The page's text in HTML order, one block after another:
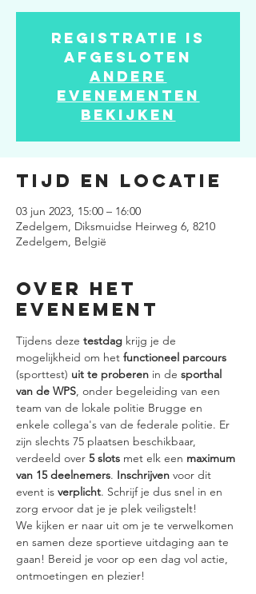
Registratie is
afgesloten
Andere
evenementen
bekijken
Tijd en locatie
03 jun 2023, 15:00 – 16:00
Zedelgem, Diksmuidse Heirweg 6, 8210
Zedelgem, België
Over het
evenement
Tijdens deze testdag krijg je de
mogelijkheid om het functioneel parcours
(sporttest) uit te proberen in de sporthal
van de WPS, onder begeleiding van een
team van de lokale politie Brugge en
enkele collega's van de federale politie. Er
zijn slechts 75 plaatsen beschikbaar,
verdeeld over 5 slots met elk een maximum
van 15 deelnemers. Inschrijven voor dit
event is verplicht. Schrijf je dus snel in en
zorg ervoor dat je je plek veiligstelt!
We kijken er naar uit om je te verwelkomen
en samen deze sportieve uitdaging aan te
gaan! Bereid je voor op een dag vol actie,
ontmoetingen en plezier!